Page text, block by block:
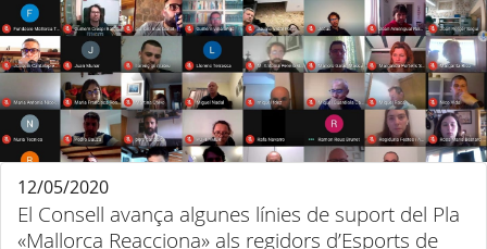
El Consell avança algunes línies de suport del Pla
«Mallorca Reacciona» als regidors d’Esports de
12/05/2020